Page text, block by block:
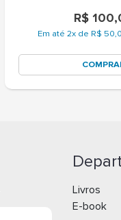
R$
Em até 2x de R$
Livros
E-book